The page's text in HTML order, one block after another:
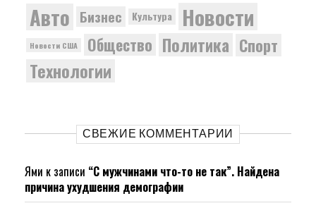
Авто Бизнес Культура Новости
Новости США Общество Политика Спорт
Технологии
СВЕЖИЕ КОММЕНТАРИИ
Ями к записи “С мужчинами что-то не так”. Найдена
причина ухудшения демографии